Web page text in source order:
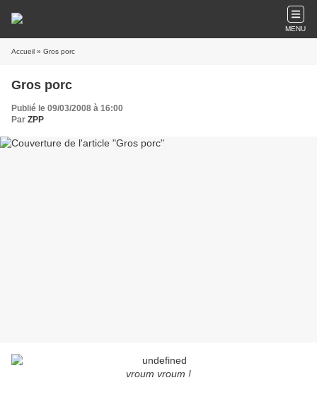
MENU
Accueil » Gros porc
Gros porc
Publié le 09/03/2008 à 16:00
Par ZPP
vroum vroum !